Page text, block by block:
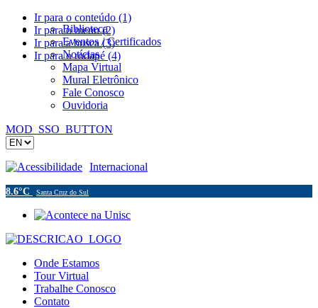
Ir para o conteúdo (1)
Ir para o menu (2)
Ir para a busca (3)
Ir para o rodapé (4)
Biblioteca
Eventos / Certificados
Notícias
Mapa Virtual
Mural Eletrônico
Fale Conosco
Ouvidoria
MOD_SSO_BUTTON
Acessibilidade Internacional
8.6°C Santa Cruz do Sul
Onde Estamos
Tour Virtual
Trabalhe Conosco
Contato